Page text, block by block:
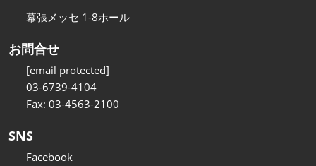
幕張メッセ 1-8ホール
お問合せ
[email protected]
03-6739-4104
Fax: 03-4563-2100
SNS
Facebook